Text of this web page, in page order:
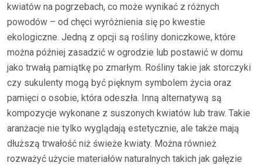
kwiatów na pogrzebach, co może wynikać z różnych
powodów – od chęci wyróżnienia się po kwestie
ekologiczne. Jedną z opcji są rośliny doniczkowe, które
można później zasadzić w ogrodzie lub postawić w domu
jako trwałą pamiątkę po zmarłym. Rośliny takie jak storczyki
czy sukulenty mogą być pięknym symbolem życia oraz
pamięci o osobie, która odeszła. Inną alternatywą są
kompozycje wykonane z suszonych kwiatów lub traw. Takie
aranżacje nie tylko wyglądają estetycznie, ale także mają
dłuższą trwałość niż świeże kwiaty. Można również
rozważyć użycie materiałów naturalnych takich jak gałęzie